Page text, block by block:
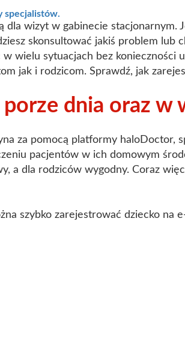
specjalistów.
wizyt w gabinecie stacjonarnym.
skonsultować jakiś problem lub
wielu sytuacjach bez konieczności
jak i rodzicom. Sprawdź, jak
dnia oraz w
za pomocą platformy haloDoctor,
pacjentów w ich domowym
a dla rodziców wygodny. Coraz
szybko zarejestrować dziecko na